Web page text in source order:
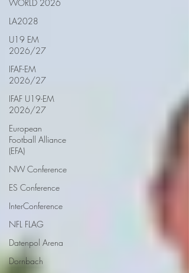
WORLD 2026
LA2028
U19 EM
2026/27
IFAF-EM
2026/27
IFAF U19-EM
2026/27
European
Football Alliance
(EFA)
NW Conference
ES Conference
InterConference
NFL FLAG
Datenpol Arena
Dornbach